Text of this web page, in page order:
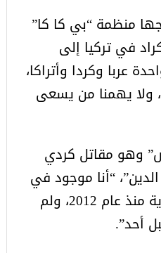
منظمة “بي كا كا”
في تركيا إلى
عربا وكردا وأتراكا،
ولا يهمنا من يسعى
وهو مقاتل كردي
“أنا موجود في
صفوف المعارضة السورية منذ عام 2012، ولم
أحد”.